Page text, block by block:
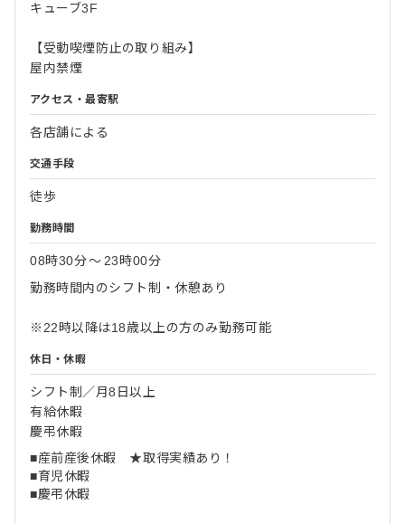
キューブ3F
【受動喫煙防止の取り組み】
屋内禁煙
アクセス・最寄駅
各店舗による
交通手段
徒歩
勤務時間
08時30分〜 23時00分
勤務時間内のシフト制・休憩あり
※22時以降は18歳以上の方のみ勤務可能
休日・休暇
シフト制／月8日以上
有給休暇
慶弔休暇
■産前産後休暇 ★取得実績あり！
■育児休暇
■慶弔休暇